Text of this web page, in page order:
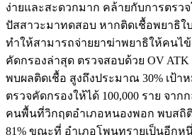
ง่ายและสะดวกมาก คล้ายกับการตรว
ปัสสาวะมาทดสอบ หากติดเชื้อพยาธิใ
ทำให้สามารถจ่ายยาฆ่าพยาธิให้คนไ
คัดกรองล่าสุด ตรวจสอบด้วย OV ATK
พบผลติดเชื้อ สูงถึงประมาณ 30% เป้า
ตรวจคัดกรองให้ได้ 100,000 ราย จาก
คนพื้นที่วิกฤตอำเภอหนองพอก พบสถิติ
81% ขณะที่ อำเภอโพนทรายเป็นอีก